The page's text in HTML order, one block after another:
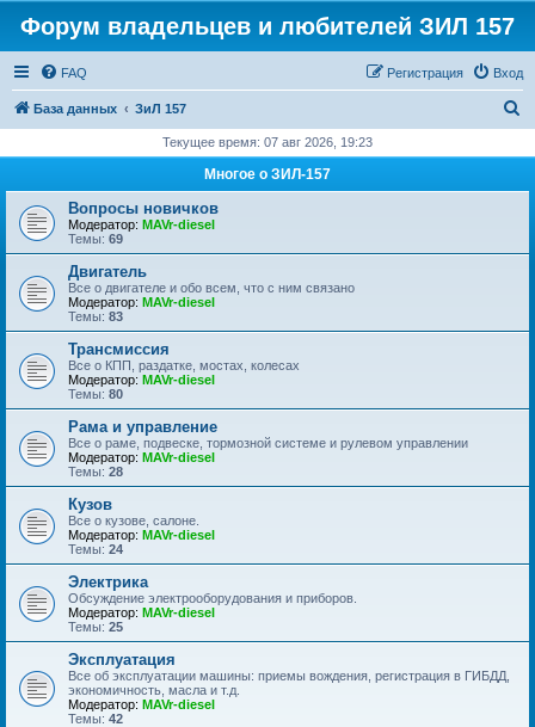
Форум владельцев и любителей ЗИЛ 157
FAQ Вход
Регистрация
База данных ЗиЛ 157
с
Текущее время: 07 авг 2026, 19:23
Многое о ЗИЛ-157
Вопросы новичков
Модератор: MAVr-diesel
Темы: 69
Двигатель
Все о двигателе и обо всем, что с ним связано
Модератор: MAVr-diesel
Темы: 83
Трансмиссия
Все о КПП, раздатке, мостах, колесах
Модератор: MAVr-diesel
Темы: 80
Рама и управление
Все о раме, подвеске, тормозной системе и рулевом управлении
Модератор: MAVr-diesel
Темы: 28
Кузов
Все о кузове, салоне.
Модератор: MAVr-diesel
Темы: 24
Электрика
Обсуждение электрооборудования и приборов.
Модератор: MAVr-diesel
Темы: 25
Эксплуатация
Все об эксплуатации машины: приемы вождения, регистрация в ГИБДД,
экономичность, масла и т.д.
Модератор: MAVr-diesel
Темы: 42